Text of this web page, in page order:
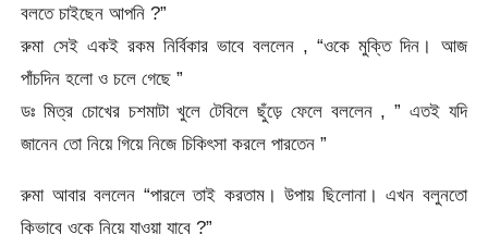
বলতে চাইছেন আপনি ?”
রুমা সেই একই রকম নির্বিকার ভাবে বললেন , “ওকে মুক্তি দিন। আজ
পাঁচদিন হলো ও চলে গেছে ”
ডঃ মিত্র চোখের চশমাটা খুলে টেবিলে ছুঁড়ে ফেলে বললেন , ” এতই যদি
জানেন তো নিয়ে গিয়ে নিজে চিকিৎসা করলে পারতেন ”
রুমা আবার বললেন “পারলে তাই করতাম। উপায় ছিলোনা। এখন বলুনতো
কিভাবে ওকে নিয়ে যাওয়া যাবে ?”